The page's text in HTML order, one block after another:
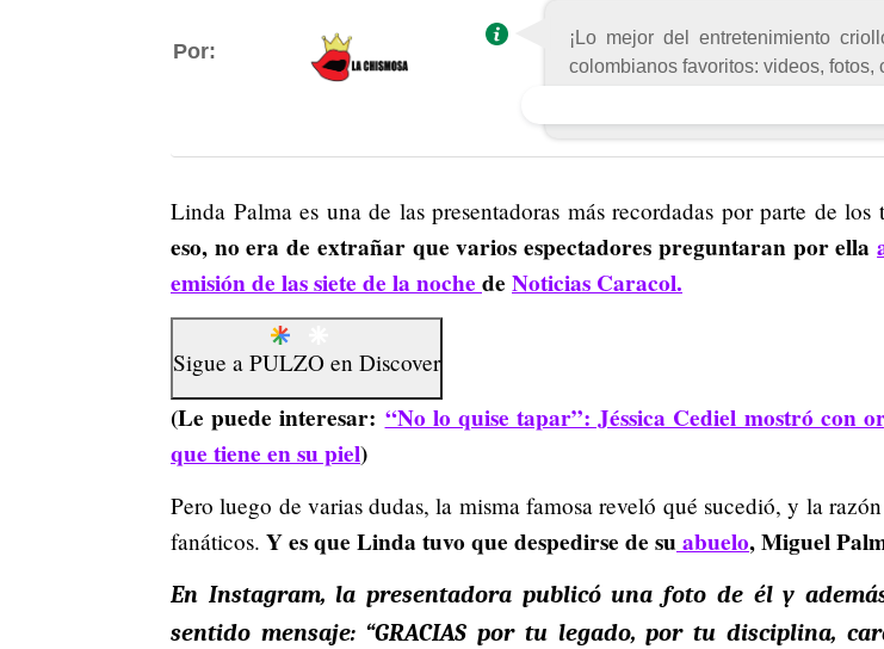
Por:
¡Lo mejor del entretenimiento
colombianos favoritos: videos,
Linda Palma es una de las presentadoras más recordadas por parte de los
eso, no era de extrañar que varios espectadores preguntaran por ella
emisión de las siete de la noche de Noticias Caracol.
Sigue a PULZO en Discover
(Le puede interesar: “No lo quise tapar”: Jéssica Cediel mostró con
que tiene en su piel)
Pero luego de varias dudas, la misma famosa reveló qué sucedió, y la
fanáticos. Y es que Linda tuvo que despedirse de suabuelo, Miguel
En Instagram, la presentadora publicó una foto de él y
sentido mensaje: “GRACIAS por tu legado, por tu disciplina,